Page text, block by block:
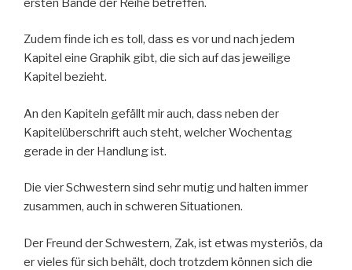
ersten Bände der Reihe betreffen.
Zudem finde ich es toll, dass es vor und nach jedem
Kapitel eine Graphik gibt, die sich auf das jeweilige
Kapitel bezieht.
An den Kapiteln gefällt mir auch, dass neben der
Kapitelüberschrift auch steht, welcher Wochentag
gerade in der Handlung ist.
Die vier Schwestern sind sehr mutig und halten immer
zusammen, auch in schweren Situationen.
Der Freund der Schwestern, Zak, ist etwas mysteriös, da
er vieles für sich behält, doch trotzdem können sich die